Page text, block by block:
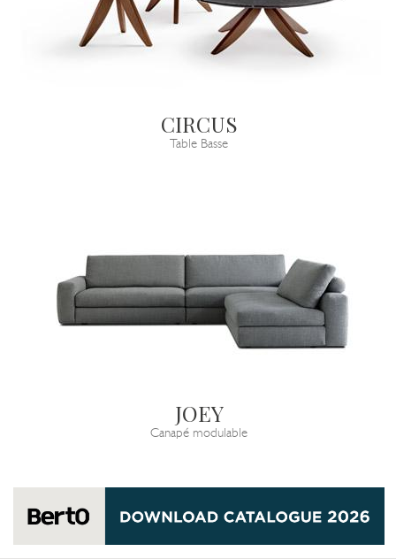
CIRCUS
Table Basse
JOEY
Canapé modulable